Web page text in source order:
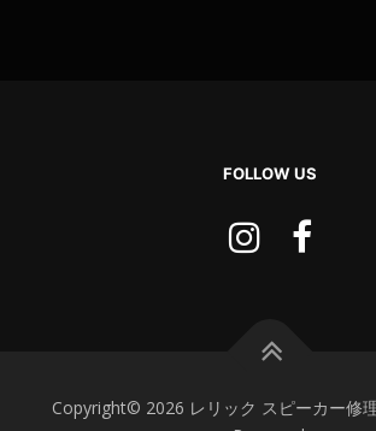
FOLLOW US
Copyright© 2026 レリック スピーカー修